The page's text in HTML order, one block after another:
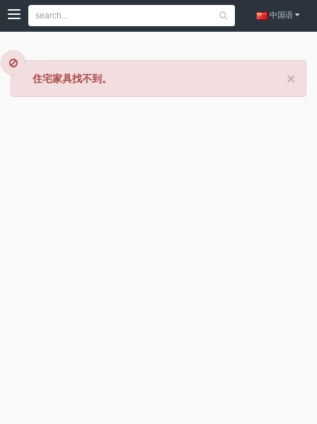
中国语
×
住宅家具找不到。